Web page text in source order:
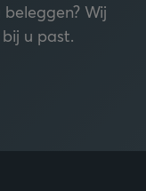
Wij
u past.